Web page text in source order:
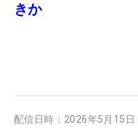
きか
配信日時： 2026年5月15日